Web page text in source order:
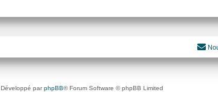
Développé parphpBB® Forum Software © phpBB Limited